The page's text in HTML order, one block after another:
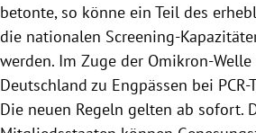
betonte, so könne ein Teil des
die nationalen Screening-
werden. Im Zuge der Omikron-
Deutschland zu Engpässen bei
Die neuen Regeln gelten ab sofort.